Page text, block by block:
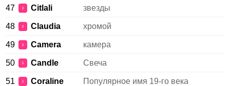
47 ♀ Citlali звезды
48 ♀ Claudia хромой
49 ♀ Camera камера
50 ♀ Candle Свеча
51 ♀ Coraline
Популярное имя 19-го века